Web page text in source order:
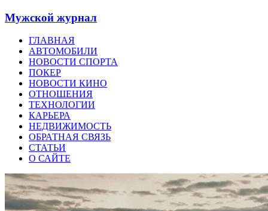
Мужской журнал
ГЛАВНАЯ
АВТОМОБИЛИ
НОВОСТИ СПОРТА
ПОКЕР
НОВОСТИ КИНО
ОТНОШЕНИЯ
ТЕХНОЛОГИИ
КАРЬЕРА
НЕДВИЖИМОСТЬ
ОБРАТНАЯ СВЯЗЬ
СТАТЬИ
О САЙТЕ